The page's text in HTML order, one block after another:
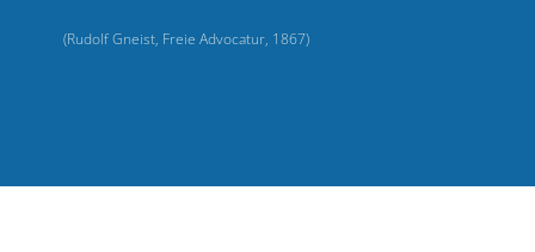
(Rudolf Gneist, Freie Advocatur, 1867)